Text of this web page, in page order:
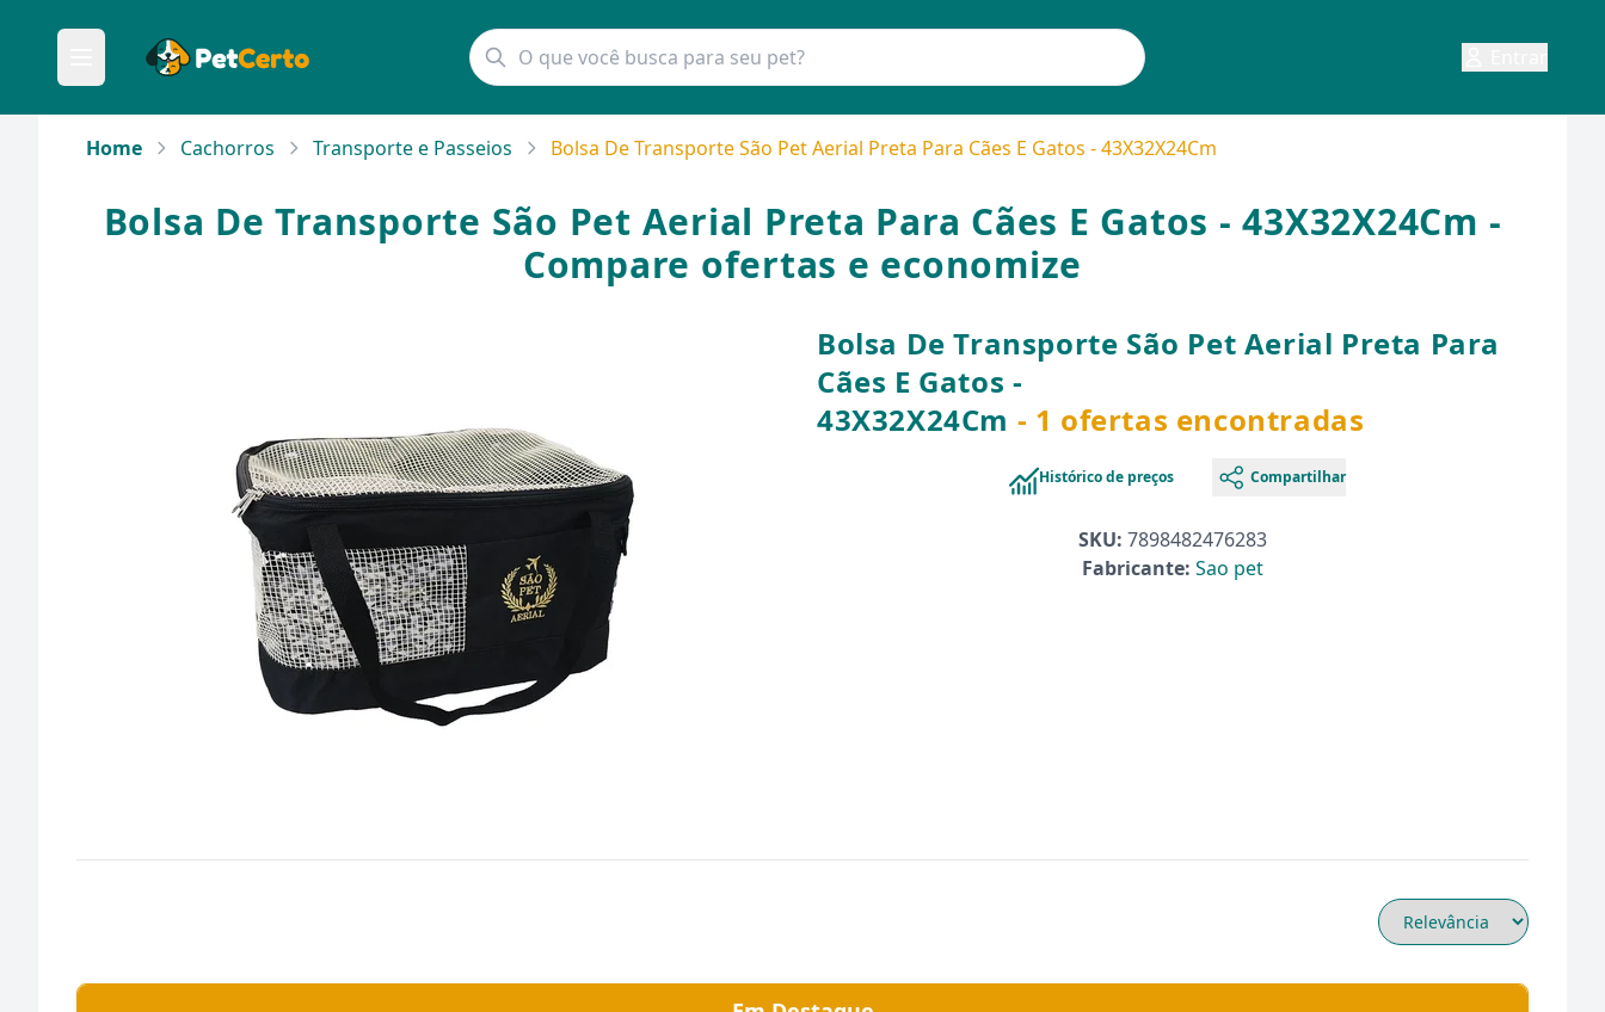
Home Cachorros Transporte e Passeios Bolsa De Transporte São Pet Aerial Preta Para Cães E Gatos - 43X32X24Cm
Bolsa De Transporte São Pet Aerial Preta Para Cães E Gatos - 43X32X24Cm -
Compare ofertas e economize
Bolsa De Transporte São Pet Aerial Preta Para
Cães E Gatos -
43X32X24Cm - 1 ofertas encontradas
Histórico de preços Compartilhar
SKU: 7898482476283
Fabricante: Sao pet